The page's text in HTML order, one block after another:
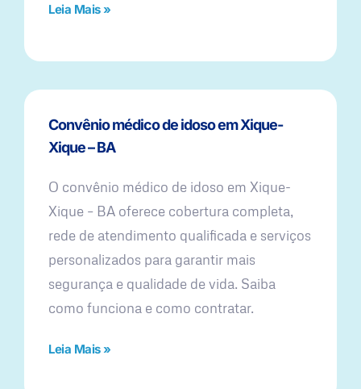
Leia Mais »
Convênio médico de idoso em Xique-
Xique – BA
O convênio médico de idoso em Xique-
Xique – BA oferece cobertura completa,
rede de atendimento qualificada e serviços
personalizados para garantir mais
segurança e qualidade de vida. Saiba
como funciona e como contratar.
Leia Mais »